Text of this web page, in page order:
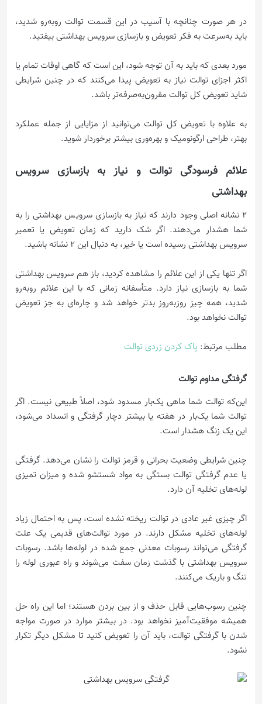
در هر صورت چنانچه با آسیب در این قسمت توالت روبه‌رو شدید،
باید به‌سرعت به فکر تعویض و بازسازی سرویس بهداشتی بیفتید.
مورد بعدی که باید به آن توجه شود، این است که گاهی اوقات تمام یا
اکثر اجزای توالت نیاز به تعویض پیدا می‌کنند که در چنین شرایطی
شاید تعویض کل توالت مقرون‌به‌صرفه‌تر باشد.
به علاوه با تعویض کل توالت می‌توانید از مزایایی از جمله عملکرد
بهتر، طراحی ارگونومیک و بهره‌وری بیشتر برخوردار شوید.
علائم فرسودگی توالت و نیاز به بازسازی سرویس
بهداشتی
2 نشانه اصلی وجود دارند که نیاز به بازسازی سرویس بهداشتی را به
شما هشدار می‌دهند. اگر شک دارید که زمان تعویض یا تعمیر
سرویس بهداشتی رسیده است یا خیر، به دنبال این 2 نشانه باشید.
اگر تنها یکی از این علائم را مشاهده کردید، باز هم سرویس بهداشتی
شما به بازسازی نیاز دارد. متأسفانه زمانی که با این علائم روبه‌رو
شدید، همه چیز روزبه‌روز بدتر خواهد شد و چاره‌ای به جز تعویض
توالت نخواهد بود.
مطلب مرتبط: پاک کردن زردی توالت
گرفتگی مداوم توالت
این‌که توالت شما ماهی یک‌بار مسدود شود، اصلاً طبیعی نیست. اگر
توالت شما یک‌بار در هفته یا بیشتر دچار گرفتگی و انسداد می‌شود،
این یک زنگ هشدار است.
چنین شرایطی وضعیت بحرانی و قرمز توالت را نشان می‌دهد. گرفتگی
یا عدم گرفتگی توالت بستگی به مواد شستشو شده و میزان تمیزی
لوله‌های تخلیه آن دارد.
اگر چیزی غیر عادی در توالت ریخته نشده است، پس به احتمال زیاد
لوله‌های تخلیه مشکل دارند. در مورد توالت‌های قدیمی یک علت
گرفتگی می‌تواند رسوبات معدنی جمع شده در لوله‌ها باشد. رسوبات
سرویس بهداشتی با گذشت زمان سفت می‌شوند و راه عبوری لوله را
تنگ و باریک می‌کنند.
چنین رسوب‌هایی قابل حذف و از بین بردن هستند؛ اما این راه حل
همیشه موفقیت‌آمیز نخواهد بود. در بیشتر موارد در صورت مواجه
شدن با گرفتگی توالت، باید آن را تعویض کنید تا مشکل دیگر تکرار
نشود.